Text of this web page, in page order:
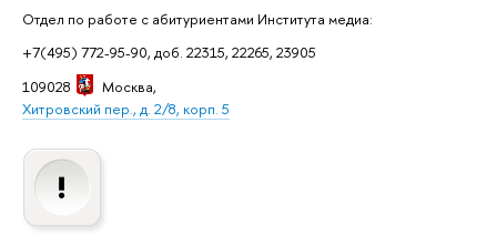
Отдел по работе с абитуриентами Института медиа:
+7(495) 772-95-90, доб. 22315, 22265, 23905
109028
Москва,
Хитровский пер., д. 2/8, корп. 5